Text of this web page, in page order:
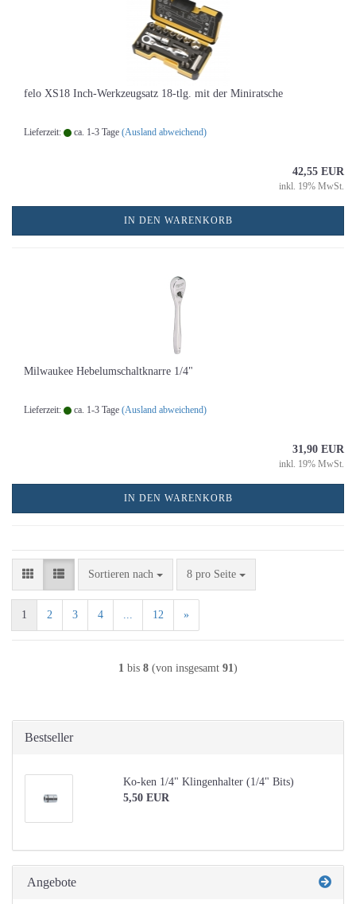
felo XS18 Inch-Werkzeugsatz 18-tlg. mit der Miniratsche
Lieferzeit: ca. 1-3 Tage (Ausland abweichend)
42,55 EUR
inkl. 19% MwSt.
IN DEN WARENKORB
Milwaukee Hebelumschaltknarre 1/4"
Lieferzeit: ca. 1-3 Tage (Ausland abweichend)
31,90 EUR
inkl. 19% MwSt.
IN DEN WARENKORB
Sortieren nach
Sortieren nach 8 pro Seite
pro Seite
1 2 3 4 12 »
1 bis 8 (von insgesamt 91 )
Bestseller
Ko-ken 1/4" Klingenhalter (1/4" Bits)
5,50 EUR
Angebote